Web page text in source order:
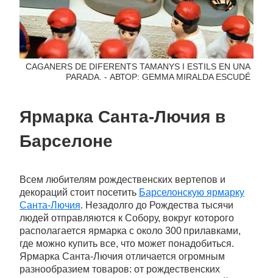
CAGANERS DE DIFERENTS TAMANYS I ESTILS EN UNA
PARADA. - АВТОР: GEMMA MIRALDA ESCUDÉ
Ярмарка Санта-Лючия в
Барселоне
Всем любителям рождественских вертепов и
декораций стоит посетить Барселонскую ярмарку
Санта-Лючия. Незадолго до Рождества тысячи
людей отправляются к Собору, вокруг которого
располагается ярмарка с около 300 прилавками,
где можно купить все, что может понадобиться.
Ярмарка Санта-Лючия отличается огромным
разнообразием товаров: от рождественских